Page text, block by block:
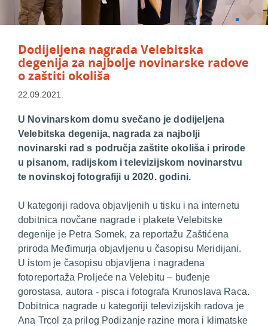
Dodijeljena nagrada Velebitska
degenija za najbolje novinarske radove
o zaštiti okoliša
22.09.2021.
U Novinarskom domu svečano je dodijeljena
Velebitska degenija, nagrada za najbolji
novinarski rad s područja zaštite okoliša i prirode
u pisanom, radijskom i televizijskom novinarstvu
te novinskoj fotografiji u 2020. godini.
U kategoriji radova objavljenih u tisku i na internetu
dobitnica novčane nagrade i plakete Velebitske
degenije je Petra Somek, za reportažu Zaštićena
priroda Međimurja objavljenu u časopisu Meridijani.
U istom je časopisu objavljena i nagrađena
fotoreportaža Proljeće na Velebitu – buđenje
gorostasa, autora - pisca i fotografa Krunoslava Raca.
Dobitnica nagrade u kategoriji televizijskih radova je
Ana Trcol za prilog Podizanje razine mora i klimatske